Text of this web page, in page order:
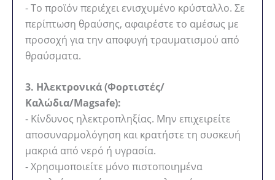
- Το προϊόν περιέχει ενισχυμένο κρύσταλλο. Σε
περίπτωση θραύσης, αφαιρέστε το αμέσως με
προσοχή για την αποφυγή τραυματισμού από
θραύσματα.
3. Ηλεκτρονικά (Φορτιστές/
Καλώδια/Magsafe):
- Κίνδυνος ηλεκτροπληξίας. Μην επιχειρείτε
αποσυναρμολόγηση και κρατήστε τη συσκευή
μακριά από νερό ή υγρασία.
- Χρησιμοποιείτε μόνο πιστοποιημένα